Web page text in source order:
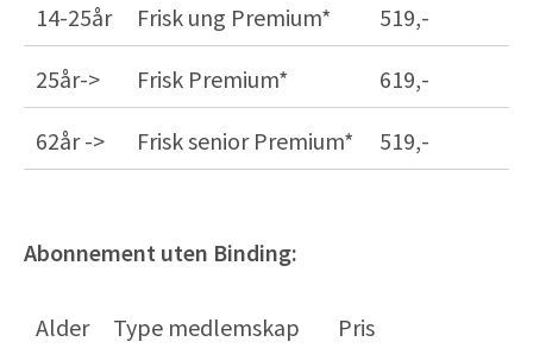
14-25år Frisk ung Premium* 519,-
25år-> Frisk Premium* 619,-
62år -> Frisk senior Premium* 519,-
Abonnement uten Binding:
Alder Type medlemskap Pris